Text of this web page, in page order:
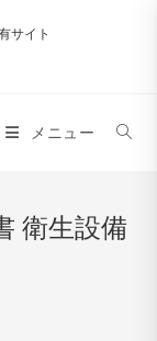
サイト
メニュー
衛生設備